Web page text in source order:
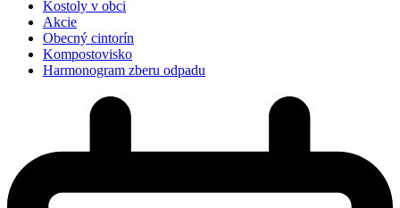
Kostoly v obci
Akcie
Obecný cintorín
Kompostovisko
Harmonogram zberu odpadu